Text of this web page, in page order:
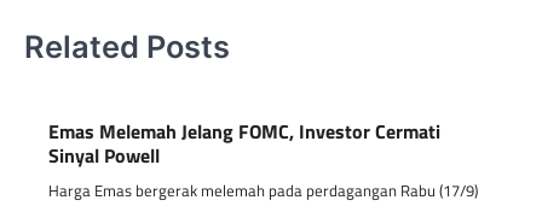
Related Posts
Emas Melemah Jelang FOMC, Investor Cermati
Sinyal Powell
Harga Emas bergerak melemah pada perdagangan Rabu (17/9)